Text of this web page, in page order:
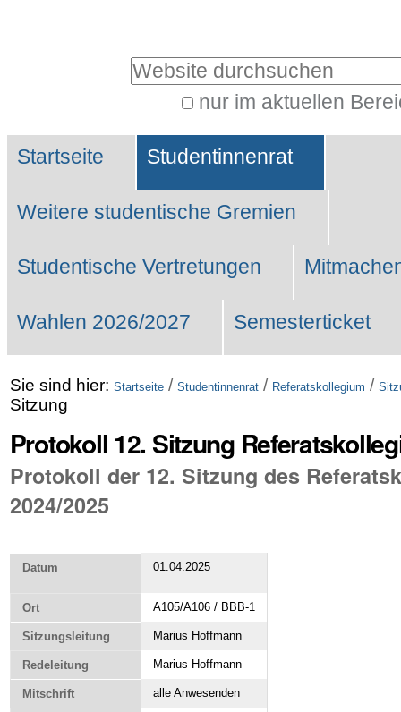
Website durchsuchen
nur im aktuellen
Suche…
Sektionen
Startseite Studentinnenrat
Weitere studentische Gremien
Studentische Vertretungen
Wahlen 2026/2027 Semesterticket
Sie sind hier: Startseite / Studentinnenrat / Referatskollegium /
Sitzung
Protokoll 12. Sitzung
Protokoll der 12. Sitzung des
2024/2025
Datum 01.04.2025
Ort A105/A106 / BBB-1
Sitzungsleitung Marius Hoffmann
Redeleitung Marius Hoffmann
Mitschrift alle Anwesenden